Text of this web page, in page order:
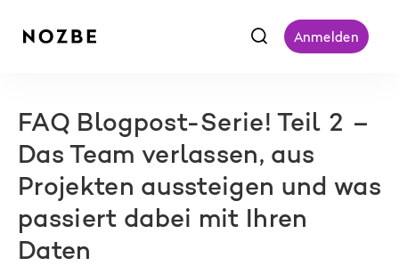
f Anmelden
FAQ Blogpost-Serie! Teil 2 –
Das Team verlassen, aus
Projekten aussteigen und was
passiert dabei mit Ihren
Daten